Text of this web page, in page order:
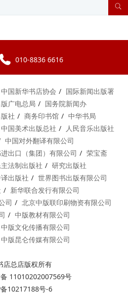
010-8836 6616
中国新华书店协会
国际新闻出版署
广电总局
国务院新闻办
社 商务印书馆
中华书局
中国美术出版总社
人民音乐出版社
中国对外翻译有限公司
出口（集团）有限公司
荣宝斋
法制出版社
研究出版社
出版社
世界图书出版有限公司
新华联合发行有限公司
司
北京中版联印刷物资有限公司
中版教材有限公司
中版文化传播有限公司
中版昆仑传媒有限公司
店总店版权所有
11010202007569号
10217188号-6